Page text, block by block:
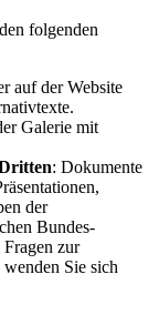
folgenden
auf der Website
Galerie mit
: Dokumente
der
Bundes-
zur
Sie sich